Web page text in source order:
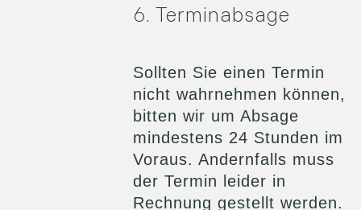
6. Terminabsage
Sollten Sie einen Termin
nicht wahrnehmen können,
bitten wir um Absage
mindestens 24 Stunden im
Voraus. Andernfalls muss
der Termin leider in
Rechnung gestellt werden.